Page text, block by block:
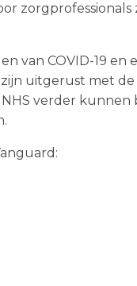
zorgprofessionals
van COVID-19 en
uitgerust met
verder kunnen